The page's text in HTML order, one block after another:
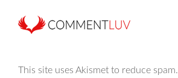
This site uses Akismet to reduce spam.